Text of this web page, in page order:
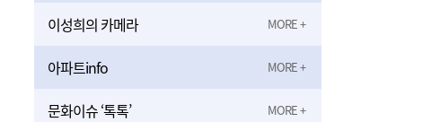
이성희의 카메라
아파트info
문화이슈 ‘톡톡’